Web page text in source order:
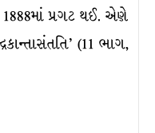
1888માં પ્રગટ થઈ. એણે
(11 ભાગ,